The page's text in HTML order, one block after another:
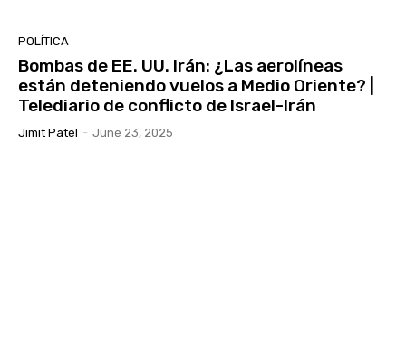
POLÍTICA
Bombas de EE. UU. Irán: ¿Las aerolíneas
están deteniendo vuelos a Medio Oriente? |
Telediario de conflicto de Israel-Irán
Jimit Patel - June 23, 2025